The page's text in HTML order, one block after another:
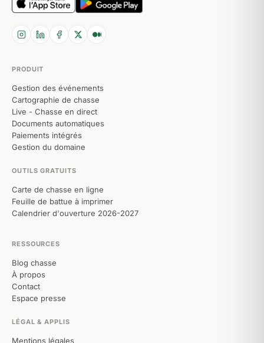
PRODUIT
Gestion des événements
Cartographie de chasse
Live - Chasse en direct
Documents automatiques
Paiements intégrés
Gestion du domaine
OUTILS GRATUITS
Carte de chasse en ligne
Feuille de battue à imprimer
Calendrier d'ouverture 2026-2027
RESSOURCES
Blog chasse
À propos
Contact
Espace presse
LÉGAL & APPLIS
Mentions légales